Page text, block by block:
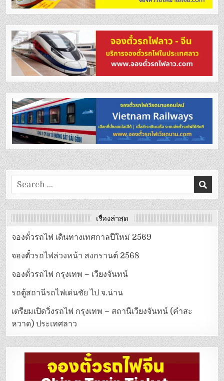
Search
for:
เรื่องล่าสุด
จองตั๋วรถไฟ เดินทางเทศกาลปีใหม่ 2569
จองตั๋วรถไฟล่วงหน้า สงกรานต์ 2568
จองตั๋วรถไฟ กรุงเทพ – เวียงจันทน์
รถตู้สถานีรถไฟเด่นชัย ไป จ.น่าน
เตรียมเปิดวิ่งรถไฟ กรุงเทพ – สถานีเวียงจันทน์ (คำสะ
หวาด) ประเทศลาว